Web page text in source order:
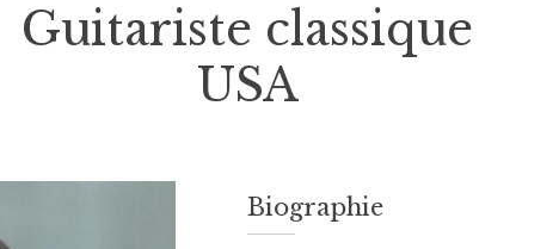
Guitariste classique
USA
Biographie